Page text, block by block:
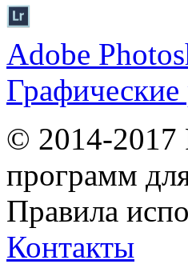
Adobe
Графические
© 2014-2017
программ
Правила
Контакты